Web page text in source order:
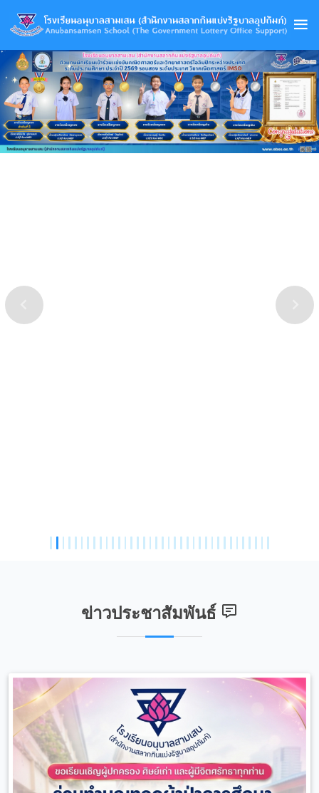
ข่าวประชาสัมพันธ์